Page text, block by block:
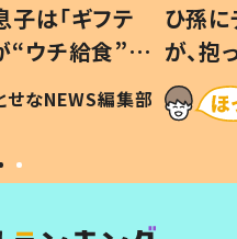
は「ギフテ
“ウチ給食”を
は #令和の親
せなNEWS編集部
ひ孫
が、
「涙が
い」